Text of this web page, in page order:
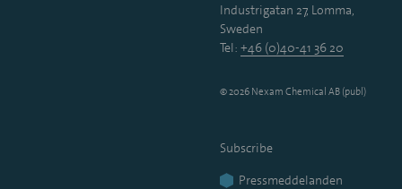
Industrigatan 27, Lomma,
Sweden
Tel: +46 (0)40-41 36 20
© 2026 Nexam Chemical AB (publ)
Subscribe
Pressmeddelanden